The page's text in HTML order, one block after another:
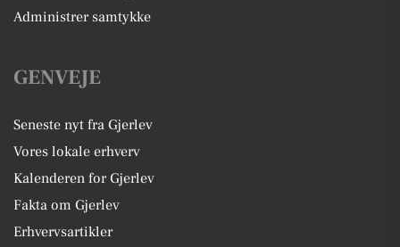
Administrer samtykke
GENVEJE
Seneste nyt fra Gjerlev
Vores lokale erhverv
Kalenderen for Gjerlev
Fakta om Gjerlev
Erhvervsartikler